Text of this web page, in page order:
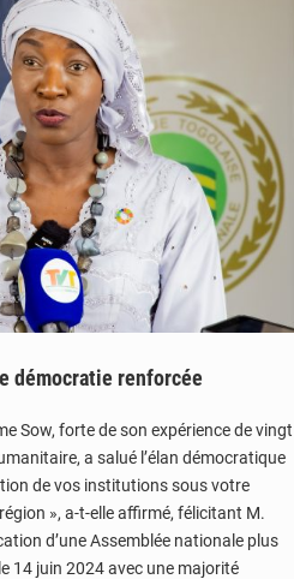
démocratie renforcée
Sow, forte de son expérience de vingt
a salué l’élan démocratique
de vos institutions sous votre
», a-t-elle affirmé, félicitant M.
d’une Assemblée nationale plus
14 juin 2024 avec une majorité